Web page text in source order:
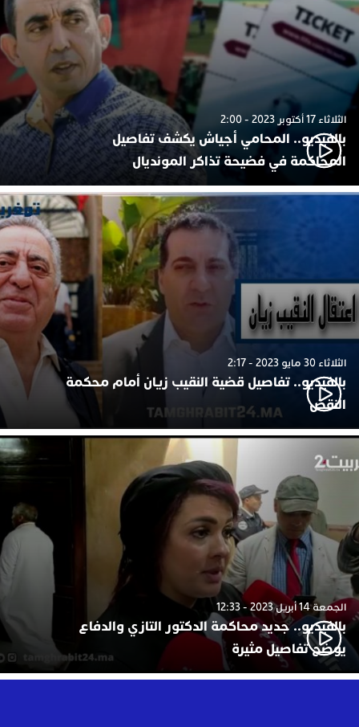
الثلاثاء 17 أكتوبر 2023 - 2:00
بالفيديو.. المحامي أجياش يكشف تفاصيل
المحاكمة في فضيحة تذاكر المونديال
الثلاثاء 30 مايو 2023 - 2:17
بالفيديو.. تفاصيل قضية النقيب زيان أمام محكمة
النقض
الجمعة 14 أبريل 2023 - 12:33
بالفيديو.. جديد محاكمة الدكتور التازي والدفاع
يوضح تفاصيل مثيرة